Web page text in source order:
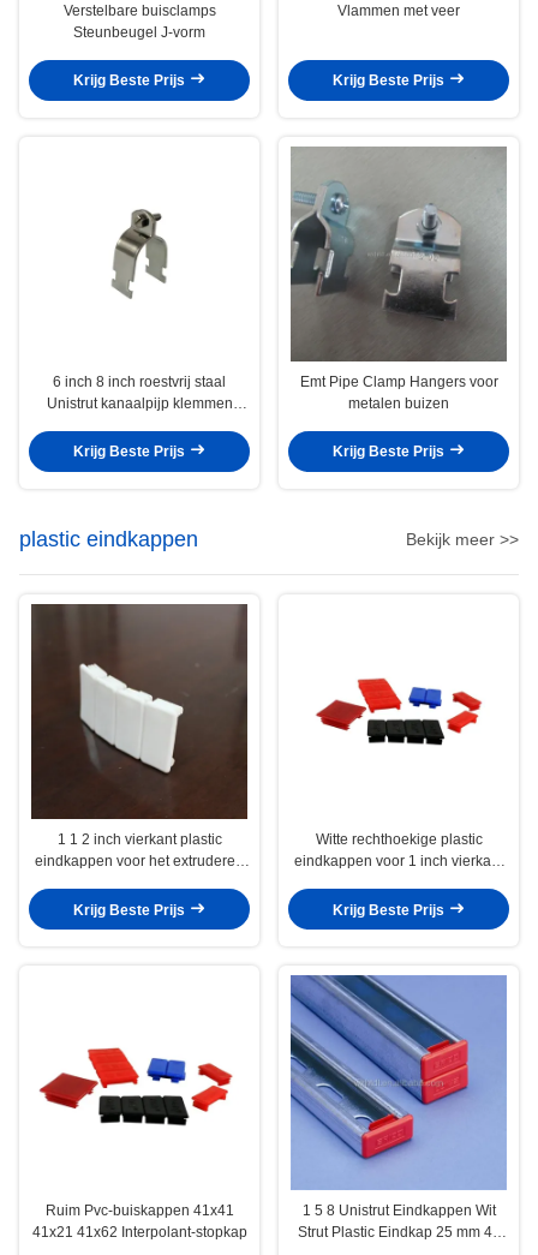
Verstelbare buisclamps
Steunbeugel J-vorm
Krijg Beste Prijs
Vlammen met veer
Krijg Beste Prijs
6 inch 8 inch roestvrij staal
Unistrut kanaalpijp klemmen
Krijg Beste Prijs
Emt Pipe Clamp Hangers voor
metalen buizen
Krijg Beste Prijs
plastic eindkappen Bekijk meer >>
1 1 2 inch vierkant plastic
eindkappen voor het extruderen
Krijg Beste Prijs
Witte rechthoekige plastic
eindkappen voor 1 inch vierkant
Krijg Beste Prijs
Ruim Pvc-buiskappen 41x41
41x21 41x62 Interpolant-stopkap
1 5 8 Unistrut Eindkappen Wit
Strut Plastic Eindkap 25 mm 48